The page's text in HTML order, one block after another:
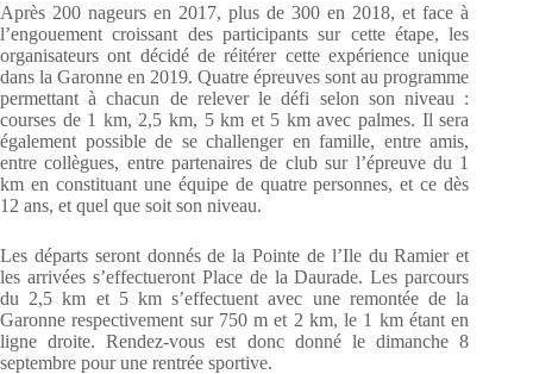
Après 200 nageurs en 2017, plus de 300 en 2018, et face à
l’engouement croissant des participants sur cette étape, les
organisateurs ont décidé de réitérer cette expérience unique
dans la Garonne en 2019. Quatre épreuves sont au programme
permettant à chacun de relever le défi selon son niveau :
courses de 1 km, 2,5 km, 5 km et 5 km avec palmes. Il sera
également possible de se challenger en famille, entre amis,
entre collègues, entre partenaires de club sur l’épreuve du 1
km en constituant une équipe de quatre personnes, et ce dès
12 ans, et quel que soit son niveau.
Les départs seront donnés de la Pointe de l’Ile du Ramier et
les arrivées s’effectueront Place de la Daurade. Les parcours
du 2,5 km et 5 km s’effectuent avec une remontée de la
Garonne respectivement sur 750 m et 2 km, le 1 km étant en
ligne droite. Rendez-vous est donc donné le dimanche 8
septembre pour une rentrée sportive.